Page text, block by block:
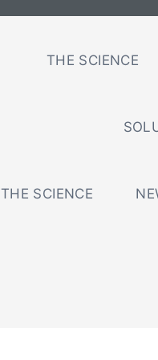
THE SCIENCE
THE SCIENCE